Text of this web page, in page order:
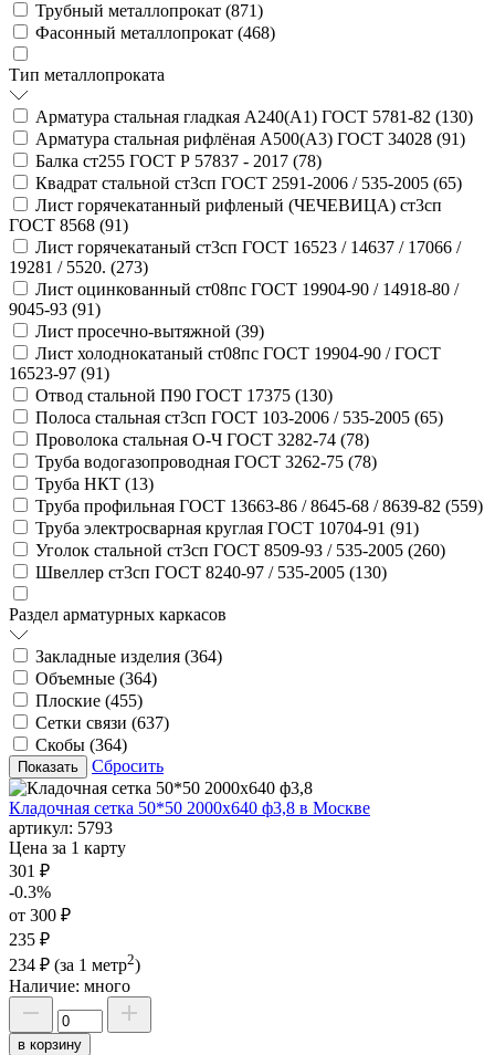
Трубный металлопрокат (871)
Фасонный металлопрокат (468)
Тип металлопроката
Арматура стальная гладкая А240(А1) ГОСТ 5781-82 (130)
Арматура стальная рифлёная А500(А3) ГОСТ 34028 (91)
Балка ст255 ГОСТ Р 57837 - 2017 (78)
Квадрат стальной ст3сп ГОСТ 2591-2006 / 535-2005 (65)
Лист горячекатанный рифленый (ЧЕЧЕВИЦА) ст3сп
ГОСТ 8568 (91)
Лист горячекатаный ст3сп ГОСТ 16523 / 14637 / 17066 /
19281 / 5520. (273)
Лист оцинкованный ст08пс ГОСТ 19904-90 / 14918-80 /
9045-93 (91)
Лист просечно-вытяжной (39)
Лист холоднокатаный ст08пс ГОСТ 19904-90 / ГОСТ
16523-97 (91)
Отвод стальной П90 ГОСТ 17375 (130)
Полоса стальная ст3сп ГОСТ 103-2006 / 535-2005 (65)
Проволока стальная О-Ч ГОСТ 3282-74 (78)
Труба водогазопроводная ГОСТ 3262-75 (78)
Труба НКТ (13)
Труба профильная ГОСТ 13663-86 / 8645-68 / 8639-82 (559)
Труба электросварная круглая ГОСТ 10704-91 (91)
Уголок стальной ст3сп ГОСТ 8509-93 / 535-2005 (260)
Швеллер ст3сп ГОСТ 8240-97 / 535-2005 (130)
Раздел арматурных каркасов
Закладные изделия (364)
Объемные (364)
Плоские (455)
Сетки связи (637)
Скобы (364)
Сбросить
Кладочная сетка 50*50 2000х640 ф3,8 в Москве
артикул: 5793
Цена за 1 карту
301 ₽
-0.3%
от 300 ₽
235 ₽
234 ₽ (за 1 метр2)
Наличие: много
в корзину